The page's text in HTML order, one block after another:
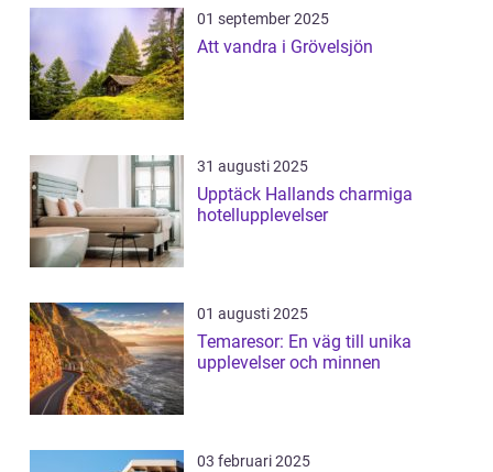
01 september 2025
Att vandra i Grövelsjön
31 augusti 2025
Upptäck Hallands charmiga
hotellupplevelser
01 augusti 2025
Temaresor: En väg till unika
upplevelser och minnen
03 februari 2025